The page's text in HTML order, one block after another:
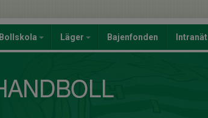
Bollskola Läger Bajenfonden Intranät